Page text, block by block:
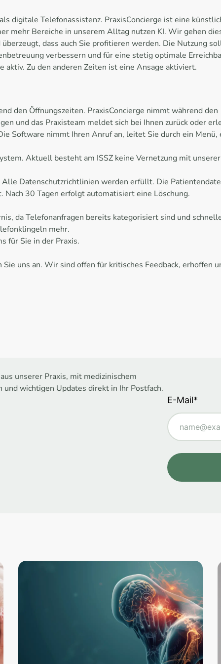
digitale Telefonassistenz. PraxisConcierge ist eine
mehr Bereiche in unserem Alltag nutzen KI. Wir gehen
dass auch Sie profitieren werden. Die Nutzung
verbessern und für eine stetig optimale
aktiv. Zu den anderen Zeiten ist eine Ansage aktiviert.
den Öffnungszeiten. PraxisConcierge nimmt während den
und das Praxisteam meldet sich bei Ihnen zurück oder
Software nimmt Ihren Anruf an, leitet Sie durch ein Menü,
Aktuell besteht am ISSZ keine Vernetzung mit
Datenschutzrichtlinien werden erfüllt. Die
Nach 30 Tagen erfolgt automatisiert eine Löschung.
da Telefonanfragen bereits kategorisiert sind und
mehr.
für Sie in der Praxis.
Sie uns an. Wir sind offen für kritisches Feedback, erhoffen
unserer Praxis, mit medizinischem
wichtigen Updates direkt in Ihr Postfach.
E-Mail*